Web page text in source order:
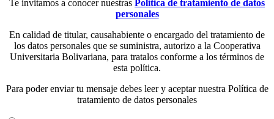
Te invitamos a conocer nuestras Política de tratamiento de datos
personales
En calidad de titular, causahabiente o encargado del tratamiento de
los datos personales que se suministra, autorizo a la Cooperativa
Universitaria Bolivariana, para tratalos conforme a los términos de
esta política.
Para poder enviar tu mensaje debes leer y aceptar nuestra Política de
tratamiento de datos personales